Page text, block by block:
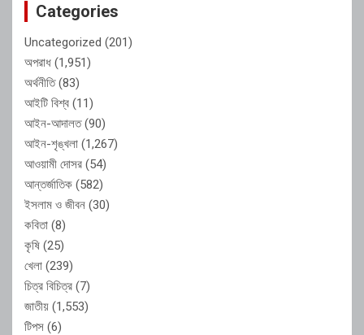
Categories
Uncategorized (201)
অপরাধ (1,951)
অর্থনীতি(83)
আইটি বিশ্ব (11)
আইন-আদালত(90)
আইন-শৃঙ্খলা (1,267)
আওয়ামী দোসর (54)
আন্তর্জাতিক (582)
ইসলাম ও জীবন (30)
কবিতা (8)
কৃষি (25)
খেলা (239)
চিত্র বিচিত্র (7)
জাতীয় (1,553)
টিপস (6)